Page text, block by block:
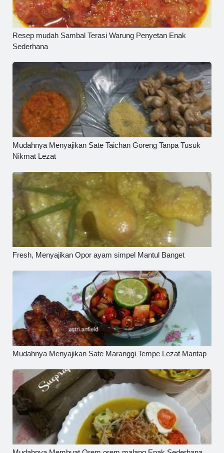
Resep mudah Sambal Terasi Warung Penyetan Enak
Sederhana
Mudahnya Menyajikan Sate Taichan Goreng Tanpa Tusuk
Nikmat Lezat
Fresh, Menyajikan Opor ayam simpel Mantul Banget
Mudahnya Menyajikan Sate Maranggi Tempe Lezat Mantap